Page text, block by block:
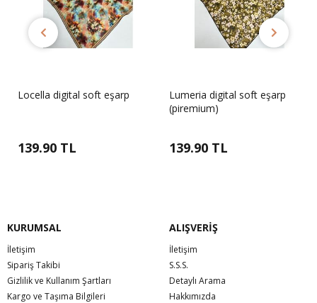
Locella digital soft eşarp
139.90 TL
Lumeria digital soft eşarp
(piremium)
139.90 TL
KURUMSAL
İletişim
Sipariş Takibi
Gizlilik ve Kullanım Şartları
Kargo ve Taşıma Bilgileri
ALIŞVERİŞ
İletişim
S.S.S.
Detaylı Arama
Hakkımızda